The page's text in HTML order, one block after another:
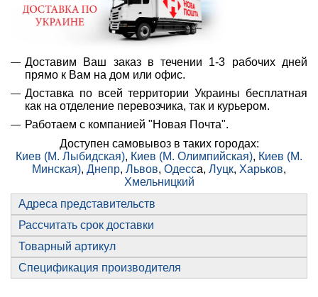
Доставим Ваш заказ в течении 1-3 рабочих дней
прямо к Вам на дом или офис.
Доставка по всей территории Украины бесплатная
как на отделение перевозчика, так и курьером.
Работаем с компанией "Новая Почта".
Доступен самовывоз в таких городах:
Киев (М. Лыбидская), Киев (М. Олимпийская), Киев (М.
Минская), Днепр, Львов, Одесса, Луцк, Харьков,
Хмельницкий
Адреса представительств
Рассчитать срок доставки
Товарный артикул
Спецификация производителя